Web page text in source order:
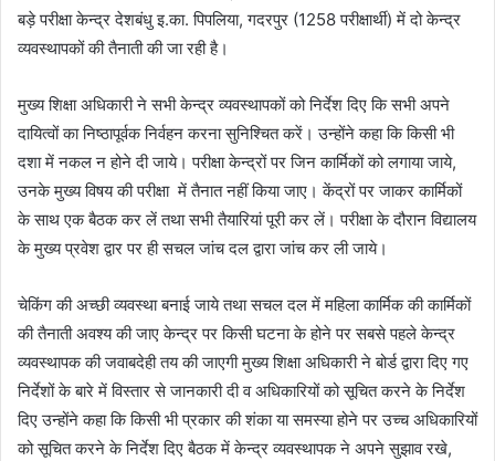
बड़े परीक्षा केन्द्र देशबंधु इ.का. पिपलिया, गदरपुर (1258 परीक्षार्थी) में दो केन्द्र
व्यवस्थापकों की तैनाती की जा रही है।
मुख्य शिक्षा अधिकारी ने सभी केन्द्र व्यवस्थापकों को निर्देश दिए कि सभी अपने
दायित्वों का निष्ठापूर्वक निर्वहन करना सुनिश्चित करें। उन्होंने कहा कि किसी भी
दशा में नकल न होने दी जाये। परीक्षा केन्द्रों पर जिन कार्मिकों को लगाया जाये,
उनके मुख्य विषय की परीक्षा में तैनात नहीं किया जाए। केंद्रों पर जाकर कार्मिकों
के साथ एक बैठक कर लें तथा सभी तैयारियां पूरी कर लें। परीक्षा के दौरान विद्यालय
के मुख्य प्रवेश द्वार पर ही सचल जांच दल द्वारा जांच कर ली जाये।
चेकिंग की अच्छी व्यवस्था बनाई जाये तथा सचल दल में महिला कार्मिक की कार्मिकों
की तैनाती अवश्य की जाए केन्द्र पर किसी घटना के होने पर सबसे पहले केन्द्र
व्यवस्थापक की जवाबदेही तय की जाएगी मुख्य शिक्षा अधिकारी ने बोर्ड द्वारा दिए गए
निर्देशों के बारे में विस्तार से जानकारी दी व अधिकारियों को सूचित करने के निर्देश
दिए उन्होंने कहा कि किसी भी प्रकार की शंका या समस्या होने पर उच्च अधिकारियों
को सूचित करने के निर्देश दिए बैठक में केन्द्र व्यवस्थापक ने अपने सुझाव रखे,